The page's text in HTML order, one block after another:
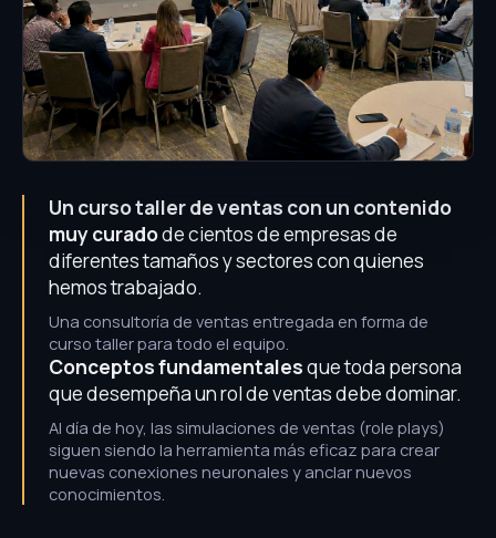
Un curso taller de ventas con un contenido
muy curadode cientos de empresas de
diferentes tamaños y sectores con quienes
hemos trabajado.
Una consultoría de ventas entregada en forma de
curso taller para todo el equipo.
Conceptos fundamentalesque toda persona
que desempeña un rol de ventas debe dominar.
Al día de hoy, las simulaciones de ventas (role plays)
siguen siendo la herramienta más eficaz para crear
nuevas conexiones neuronales y anclar nuevos
conocimientos.